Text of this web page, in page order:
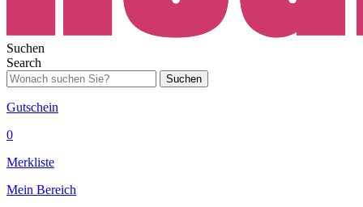
Suchen
Search
Suchen
Gutschein
0
Merkliste
Mein Bereich